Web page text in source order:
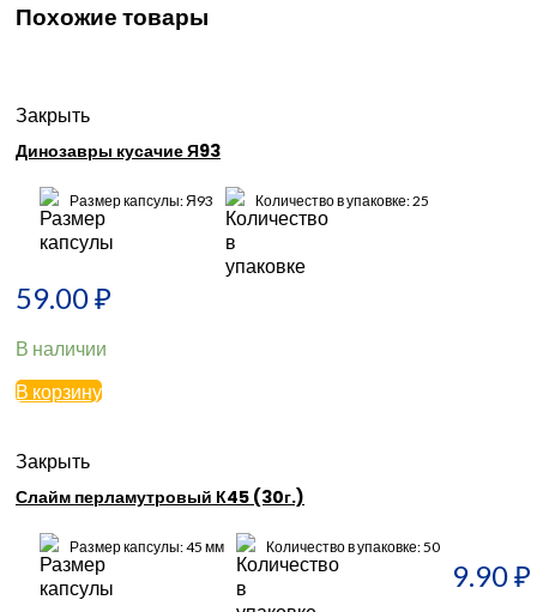
Похожие товары
Закрыть
Динозавры кусачие Я93
Размер капсулы: Я93 Количество в упаковке: 25
59.00₽
В наличии
В корзину
Закрыть
Слайм перламутровый К45 (30г.)
Размер капсулы: 45 мм Количество в упаковке: 50
9.90₽